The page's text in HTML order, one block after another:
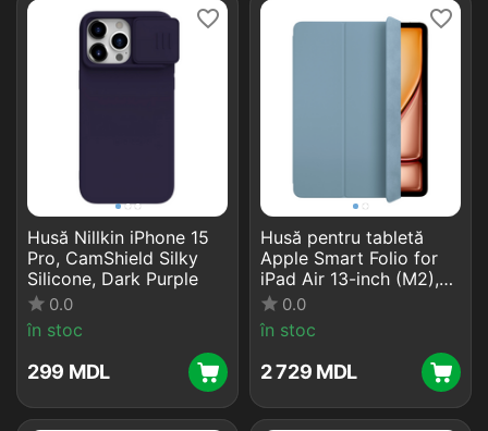
Husă Nillkin iPhone 15
Pro, CamShield Silky
Silicone, Dark Purple
0.0
în stoc
‍299‍ MDL
Husă pentru tabletă
Apple Smart Folio for
iPad Air 13-inch (M2),
Denim
0.0
în stoc
2 729 MDL